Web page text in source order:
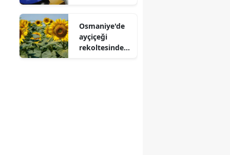
Osmaniye'de
ayçiçeği
rekoltesinde